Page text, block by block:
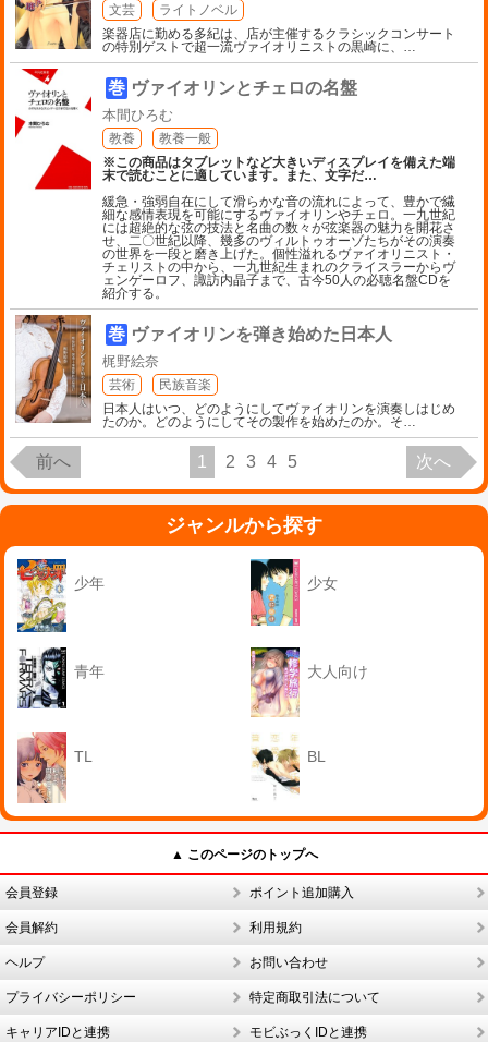
文芸
ライトノベル
楽器店に勤める多紀は、店が主催するクラシックコンサート
の特別ゲストで超一流ヴァイオリニストの黒崎に、
巻 ヴァイオリンとチェロの名盤
本間ひろむ
教養
教養一般
※この商品はタブレットなど大きいディスプレイを備えた端
末で読むことに適しています。また、文字だ…
緩急・強弱自在にして滑らかな音の流れによって、豊かで繊
細な感情表現を可能にするヴァイオリンやチェロ。一九世紀
には超絶的な弦の技法と名曲の数々が弦楽器の魅力を開花さ
せ、二〇世紀以降、幾多のヴィルトゥオーゾたちがその演奏
の世界を一段と磨き上げた。個性溢れるヴァイオリニスト・
チェリストの中から、一九世紀生まれのクライスラーからヴ
ェンゲーロフ、諏訪内晶子まで、古今50人の必聴名盤CDを
紹介する。
巻 ヴァイオリンを弾き始めた日本人
梶野絵奈
芸術
民族音楽
日本人はいつ、どのようにしてヴァイオリンを演奏しはじめ
たのか。どのようにしてその製作を始めたのか。そ
前へ 1 2 3 4 5 次へ
ジャンルから探す
少年 少女
青年 大人向け
TL BL
▲ このページのトップへ
会員登録 ポイント追加購入
会員解約 利用規約
ヘルプ お問い合わせ
プライバシーポリシー 特定商取引法について
キャリアIDと連携 モビぶっくIDと連携